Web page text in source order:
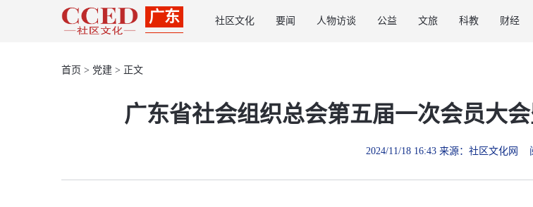
广东 社区文化 要闻 人物访谈 公益 文旅 科教 财经
首页 > 党建 > 正文
广东省社会组织总会第五届一次会员大
2024/11/18 16:43 来源：社区文化网